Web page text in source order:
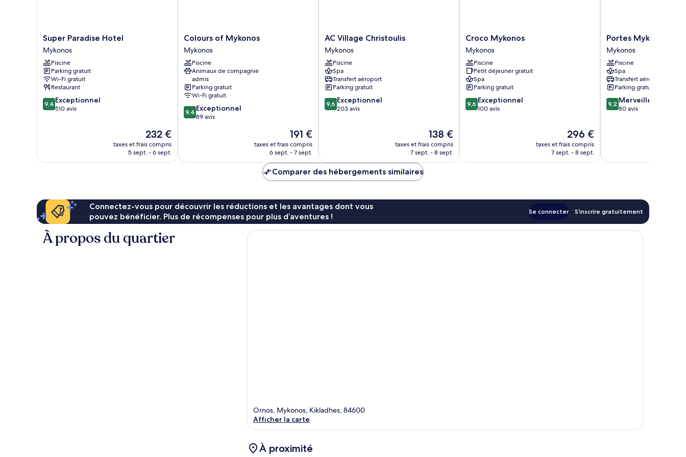
Super
Paradise
Hotel
Mykonos
Super Paradise Hotel
Mykonos
Piscine
Parking gratuit
Wi-Fi gratuit
Restaurant
9.4
sur
9,4 Exceptionnel
510 avis
Le
nouveau
prix
232 €
taxes et frais compris
5 sept. - 6 sept.
Colours
of
Mykonos
Mykonos
Colours of Mykonos
Mykonos
Piscine
Animaux de compagnie
admis
Parking gratuit
Wi-Fi gratuit
9.4
sur
9,4 Exceptionnel
89 avis
Le
nouveau
prix
de
191 €
191 €
taxes et frais compris
6 sept. - 7 sept.
AC
Village
Christoulis
Mykonos
AC Village Christoulis
Mykonos
Piscine
Spa
Transfert aéroport
Parking gratuit
9.6
sur
9,6 Exceptionnel
203 avis
Le
nouveau
prix
138 €
taxes et frais compris
7 sept. - 8 sept.
Croco
Mykonos
Mykonos
Croco Mykonos
Mykonos
Piscine
Petit déjeuner gratuit
Spa
Parking gratuit
9.6
sur
9,6 Exceptionnel
100 avis
Le
nouveau
prix
296 €
taxes et frais compris
7 sept. - 8 sept.
Portes
Mykonos
Suites
&
Villas
Mykonos
Portes Mykonos
Mykonos
Piscine
Spa
Transfert aéroport
Parking gratuit
9.2
sur
9,2 Merveilleux
80 avis
Comparer des hébergements similaires
Connectez-vous pour découvrir les réductions et les avantages dont vous
pouvez bénéficier. Plus de récompenses pour plus d’aventures !
Se connecter S’inscrire gratuitement
À propos du quartier
Ornos, Mykonos, Kikladhes, 84600
Afficher la carte
À proximité